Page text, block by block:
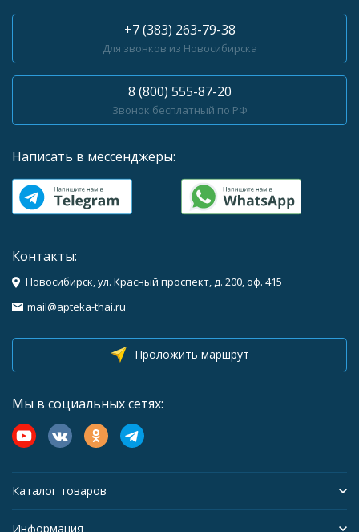
+7 (383) 263-79-38
Для звонков из Новосибирска
8 (800) 555-87-20
Звонок бесплатный по РФ
Написать в мессенджеры:
Контакты:
Новосибирск, ул. Красный проспект, д. 200, оф. 415
mail@apteka-thai.ru
Проложить маршрут
Мы в социальных сетях:
Каталог товаров
Информация